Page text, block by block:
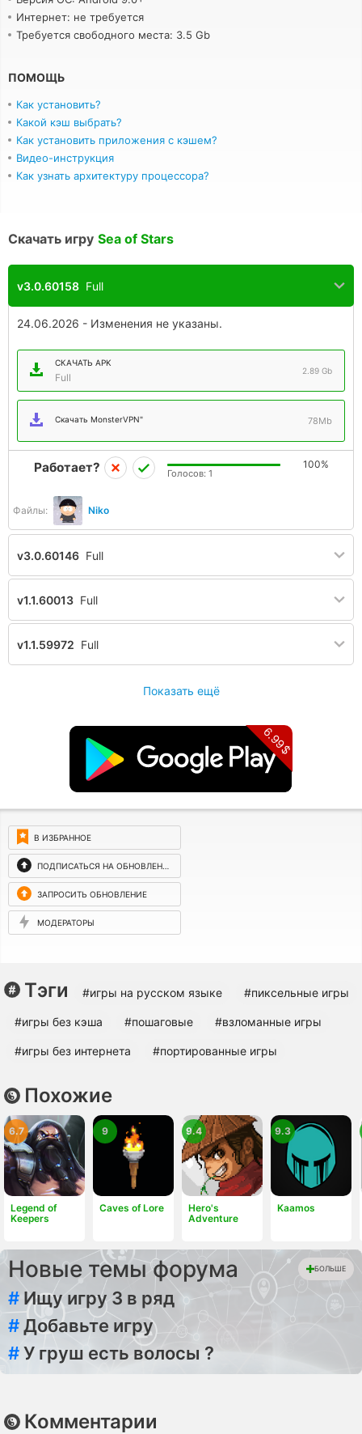
Интернет: не требуется
Требуется свободного места: 3.5 Gb
ПОМОЩЬ
Как установить?
Какой кэш выбрать?
Как установить приложения с кэшем?
Видео-инструкция
Как узнать архитектуру процессора?
Скачать игру Sea of Stars
v3.0.60158 Full
24.06.2026 - Изменения не указаны.
СКАЧАТЬ APK
Full
2.89 Gb
Скачать MonsterVPN" 78Mb
Файлы: Niko
Работает? 100%
Голосов: 1
v3.0.60146 Full
v1.1.60013 Full
v1.1.59972 Full
Показать ещё
6.99$
В ИЗБРАННОЕ
ПОДПИСАТЬСЯ НА ОБНОВЛЕНИЯ
ЗАПРОСИТЬ ОБНОВЛЕНИЕ
МОДЕРАТОРЫ
Тэги #игры на русском языке #пиксельные игры
#игры без кэша #пошаговые #взломанные игры
#игры без интернета #портированные игры
Похожие
Legend of
Keepers
6.7
Caves of Lore
9
Hero's
Adventure
9.4
Kaamos
9.3
Новые темы форума БОЛЬШЕ
# Ищу игру 3 в ряд
#Добавьте игру
#У груш есть волосы ?
Комментарии